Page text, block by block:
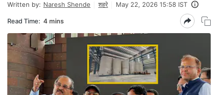
Written by: Naresh Shende शहरे May 22, 2026 15:58 IST
Read Time: 4 mins